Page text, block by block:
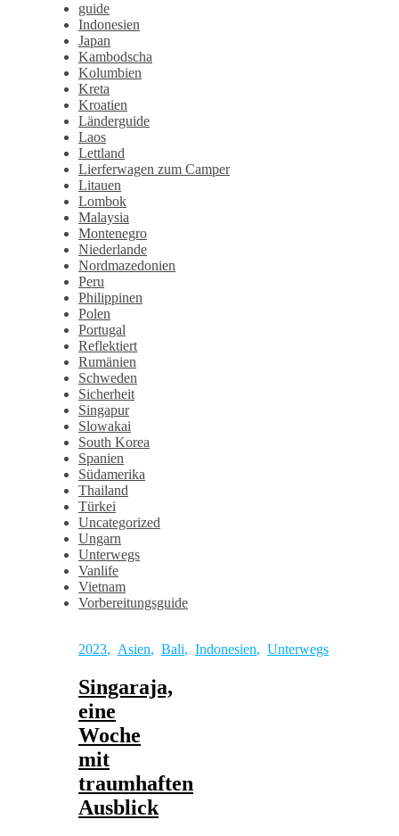
guide
Indonesien
Japan
Kambodscha
Kolumbien
Kreta
Kroatien
Länderguide
Laos
Lettland
Lierferwagen zum Camper
Litauen
Lombok
Malaysia
Montenegro
Niederlande
Nordmazedonien
Peru
Philippinen
Polen
Portugal
Reflektiert
Rumänien
Schweden
Sicherheit
Singapur
Slowakai
South Korea
Spanien
Südamerika
Thailand
Türkei
Uncategorized
Ungarn
Unterwegs
Vanlife
Vietnam
Vorbereitungsguide
2023, Asien, Bali, Indonesien, Unterwegs
Singaraja,
eine
Woche
mit
traumhaften
Ausblick